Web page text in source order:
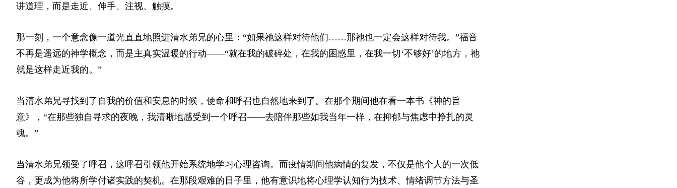
讲道理，而是走近、伸手、注视、触摸。
那一刻，一个意念像一道光直直地照进清水弟兄的心里：“如果祂这样对待他们……那祂也一定会这样对待我。”福音
不再是遥远的神学概念，而是主真实温暖的行动——“就在我的破碎处，在我的困惑里，在我一切‘不够好’的地方，祂
就是这样走近我的。”
当清水弟兄寻找到了自我的价值和安息的时候，使命和呼召也自然地来到了。在那个期间他在看一本书《神的旨
意》，“在那些独自寻求的夜晚，我清晰地感受到一个呼召——去陪伴那些如我当年一样，在抑郁与焦虑中挣扎的灵
魂。”
当清水弟兄领受了呼召，这呼召引领他开始系统地学习心理咨询。而疫情期间他病情的复发，不仅是他个人的一次低
谷，更成为他将所学付诸实践的契机。在那段艰难的日子里，他有意识地将心理学认知行为技术、情绪调节方法与圣